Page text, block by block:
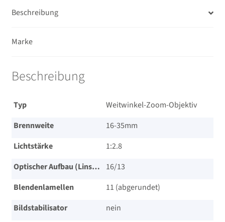
gültig
vom
April
31.
Juli
(nach
Einreichung)***
Menge
Beschreibung
Marke
Beschreibung
Typ
Weitwinkel-Zoom-Objektiv
Brennweite
16-35mm
Lichtstärke
1:2.8
Optischer Aufbau (Linsen/Gruppen)
16/​13
Blendenlamellen
11 (abgerundet)
Bildstabilisator
nein